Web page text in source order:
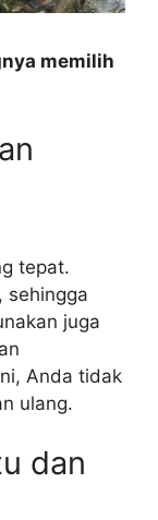
memilih
tepat.
sehingga
juga
Anda tidak
ulang.
dan